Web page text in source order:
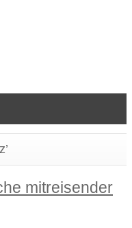
mitreisender